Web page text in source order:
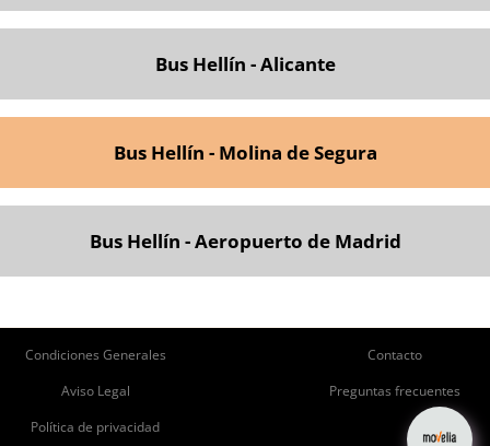
Bus Hellín - Alicante
Bus Hellín - Molina de Segura
Bus Hellín - Aeropuerto de Madrid
Condiciones Generales
Aviso Legal
Política de privacidad
Contacto
Preguntas frecuentes